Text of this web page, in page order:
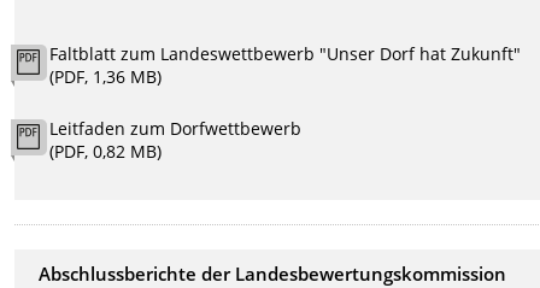
Faltblatt zum Landeswettbewerb "Unser Dorf hat Zukunft"
(PDF, 1,36 MB)
Leitfaden zum Dorfwettbewerb
(PDF, 0,82 MB)
Abschlussberichte der Landesbewertungskommission